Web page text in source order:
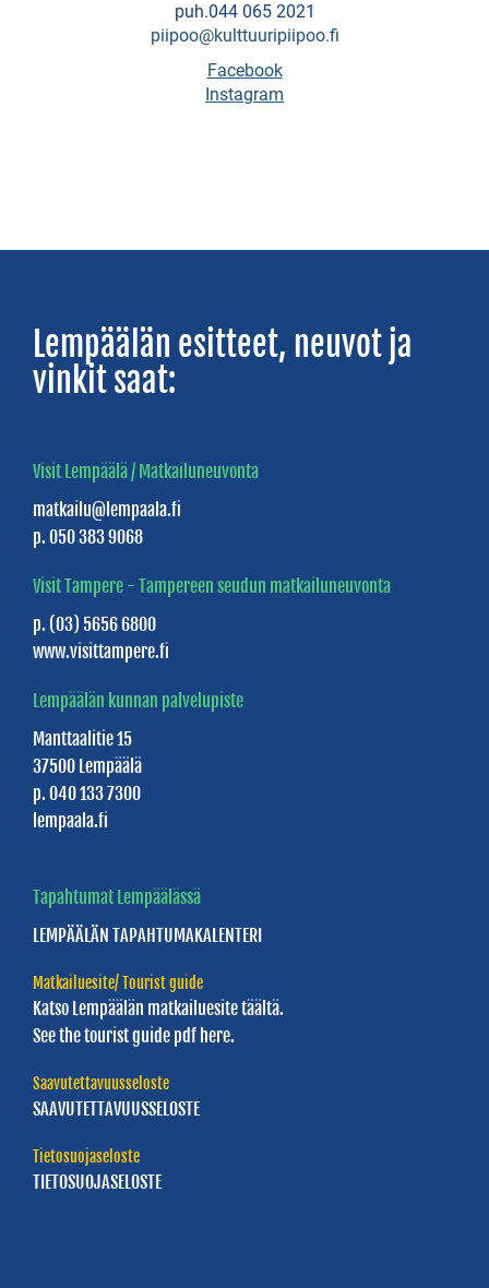
kalastualue
kanava
Melontareitti
ympäri
Uimarannat
Pirkka
Lines
ELÄMYKSIÄ
Bike
Boat
Fishing
kalastusmatkat
Golf
Lempäälä
Sports
puh.044 065 2021
piipoo@kulttuuripiipoo.fi
Facebook
Instagram
Lempäälän esitteet, neuvot ja
vinkit saat:
Visit Lempäälä / Matkailuneuvonta
matkailu@lempaala.fi
p. 050 383 9068
Visit Tampere - Tampereen seudun matkailuneuvonta
p. (03) 5656 6800
www.visittampere.fi
Lempäälän kunnan palvelupiste
Manttaalitie 15
37500 Lempäälä
p. 040 133 7300
lempaala.fi
Tapahtumat Lempäälässä
LEMPÄÄLÄN TAPAHTUMAKALENTERI
Matkailuesite/ Tourist guide
Katso Lempäälän matkailuesite täältä.
See the tourist guide pdf here.
Saavutettavuusseloste
SAAVUTETTAVUUSSELOSTE
Tietosuojaseloste
TIETOSUOJASELOSTE